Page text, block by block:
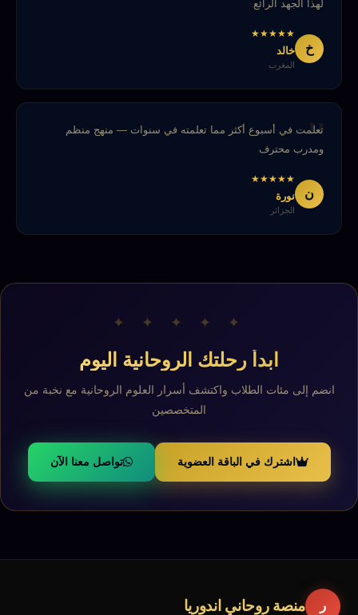
لهذا الجهد الرائع
خ
★
★
★
★
★
خالد
المغرب
تعلمت في أسبوع أكثر مما تعلمته في سنوات — منهج منظم
ومدرب محترف
ن
★
★
★
★
★
نورة
الجزائر
✦ ✦ ✦ ✦ ✦
ابدأ رحلتك الروحانية اليوم
انضم إلى مئات الطلاب واكتشف أسرار العلوم الروحانية مع نخبة من
المتخصصين
اشترك في الباقة العضوية تواصل معنا الآن
ر منصة روحاني اندوريا